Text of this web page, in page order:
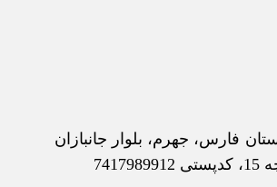
فارس، جهرم، بلوار جانبازان